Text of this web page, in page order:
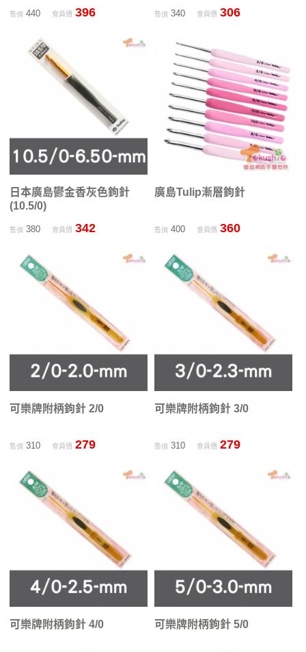
售價440 會員價 396 售價 340 會員價 306
日本廣島鬱金香灰色鉤針
(10.5/0)
售價380 會員價 342
廣島Tulip漸層鉤針
售價 400 會員價 360
可樂牌附柄鉤針 2/0
售價310 會員價 279
可樂牌附柄鉤針 3/0
售價 310 會員價 279
可樂牌附柄鉤針 4/0 可樂牌附柄鉤針 5/0